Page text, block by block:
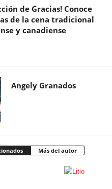
de Gracias! Conoce
de la cena tradicional
y canadiense
Angely Granados
Más del autor